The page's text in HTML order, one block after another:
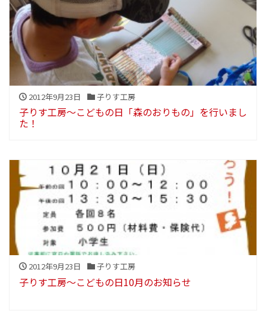
2012年9月23日 子りす工房
子りす工房～こどもの日「森のおりもの」を行いまし
た！
2012年9月23日 子りす工房
子りす工房～こどもの日10月のお知らせ